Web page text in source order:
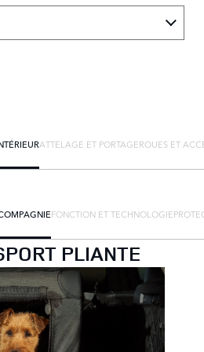
ATTELAGE ET PORTAGEROUES ET
FONCTION ET TECHNOLOGIE
PLIANTE